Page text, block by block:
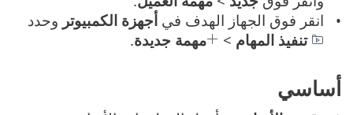
انقر فوق الجهاز الهدف فيأجهزة الكمبيوتر وحدد
تنفيذ المهام > مهمة جديدة.
أساسي